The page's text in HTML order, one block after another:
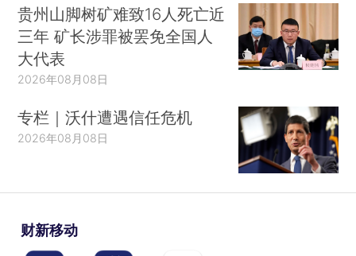
贵州山脚树矿难致16人死亡近
三年 矿长涉罪被罢免全国人
大代表
2026年08月08日
专栏｜沃什遭遇信任危机
2026年08月08日
财新移动